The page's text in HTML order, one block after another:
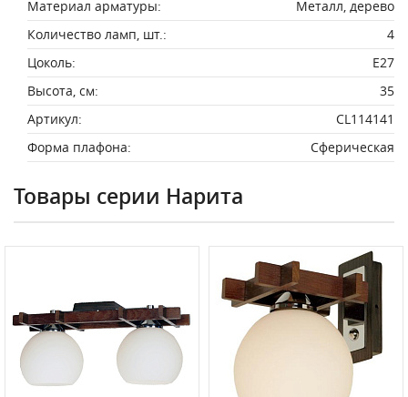
Материал арматуры:
Металл, дерево
Количество ламп, шт.:
4
Цоколь:
E27
Высота, см:
35
Артикул:
CL114141
Форма плафона:
Сферическая
Товары серии Нарита